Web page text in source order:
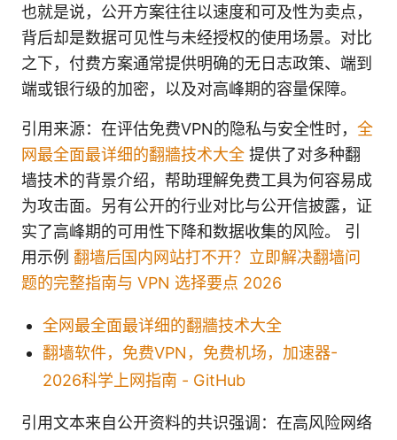
也就是说，公开方案往往以速度和可及性为卖点，
背后却是数据可见性与未经授权的使用场景。对比
之下，付费方案通常提供明确的无日志政策、端到
端或银行级的加密，以及对高峰期的容量保障。
引用来源：在评估免费VPN的隐私与安全性时， 全
网最全面最详细的翻牆技术大全 提供了对多种翻
墙技术的背景介绍，帮助理解免费工具为何容易成
为攻击面。另有公开的行业对比与公开信披露，证
实了高峰期的可用性下降和数据收集的风险。 引
用示例 翻墙后国内网站打不开？立即解决翻墙问
题的完整指南与 VPN 选择要点 2026
全网最全面最详细的翻牆技术大全
翻墙软件，免费VPN，免费机场，加速器-
2026科学上网指南 - GitHub
引用文本来自公开资料的共识强调：在高风险网络